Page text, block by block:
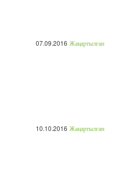
07.09.2016 Жаңартылған
10.10.2016 Жаңартылған